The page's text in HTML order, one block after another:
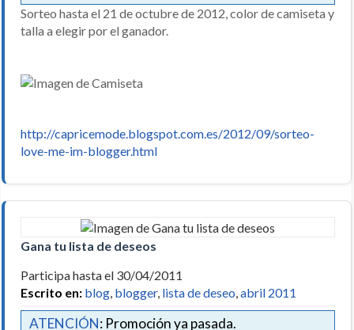
Sorteo hasta el 21 de octubre de 2012, color de camiseta y
talla a elegir por el ganador.
http://capricemode.blogspot.com.es/2012/09/sorteo-
love-me-im-blogger.html
Gana tu lista de deseos
Participa hasta el 30/04/2011
Escrito en: blog blogger, lista de deseo abril 2011
ATENCIÓN: Promoción ya pasada.